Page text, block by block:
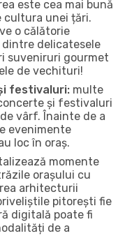
este cea mai bună
cultura unei țări.
o călătorie
delicatesele
suveniruri gourmet
de vechituri!
festivaluri: multe
și festivaluri
vârf. Înainte de a
evenimente
loc în oraș.
momente
orașului cu
arhitecturii
pitorești fie
digitală poate fi
de a